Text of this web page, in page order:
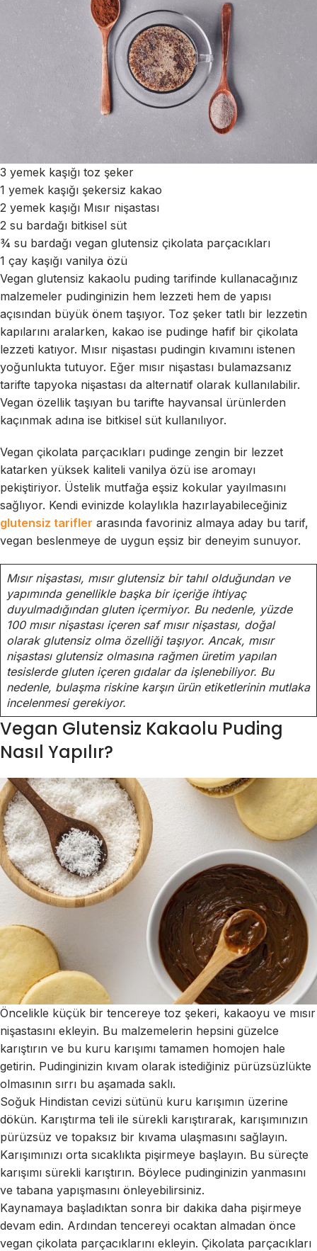
3 yemek kaşığı toz şeker
1 yemek kaşığı şekersiz kakao
2 yemek kaşığı Mısır nişastası
2 su bardağı bitkisel süt
¾ su bardağı vegan glutensiz çikolata parçacıkları
1 çay kaşığı vanilya özü
Vegan glutensiz kakaolu puding tarifinde kullanacağınız
malzemeler pudinginizin hem lezzeti hem de yapısı
açısından büyük önem taşıyor. Toz şeker tatlı bir lezzetin
kapılarını aralarken, kakao ise pudinge hafif bir çikolata
lezzeti katıyor. Mısır nişastası pudingin kıvamını istenen
yoğunlukta tutuyor. Eğer mısır nişastası bulamazsanız
tarifte tapyoka nişastası da alternatif olarak kullanılabilir.
Vegan özellik taşıyan bu tarifte hayvansal ürünlerden
kaçınmak adına ise bitkisel süt kullanılıyor.
Vegan çikolata parçacıkları pudinge zengin bir lezzet
katarken yüksek kaliteli vanilya özü ise aromayı
pekiştiriyor. Üstelik mutfağa eşsiz kokular yayılmasını
sağlıyor. Kendi evinizde kolaylıkla hazırlayabileceğiniz
glutensiz tarifler arasında favoriniz almaya aday bu tarif,
vegan beslenmeye de uygun eşsiz bir deneyim sunuyor.
Mısır nişastası, mısır glutensiz bir tahıl olduğundan ve
yapımında genellikle başka bir içeriğe ihtiyaç
duyulmadığından gluten içermiyor. Bu nedenle, yüzde
100 mısır nişastası içeren saf mısır nişastası, doğal
olarak glutensiz olma özelliği taşıyor. Ancak, mısır
nişastası glutensiz olmasına rağmen üretim yapılan
tesislerde gluten içeren gıdalar da işlenebiliyor. Bu
nedenle, bulaşma riskine karşın ürün etiketlerinin mutlaka
incelenmesi gerekiyor.
Vegan Glutensiz Kakaolu Puding
Nasıl Yapılır?
Öncelikle küçük bir tencereye toz şekeri, kakaoyu ve mısır
nişastasını ekleyin. Bu malzemelerin hepsini güzelce
karıştırın ve bu kuru karışımı tamamen homojen hale
getirin. Pudinginizin kıvam olarak istediğiniz pürüzsüzlükte
olmasının sırrı bu aşamada saklı.
Soğuk Hindistan cevizi sütünü kuru karışımın üzerine
dökün. Karıştırma teli ile sürekli karıştırarak, karışımınızın
pürüzsüz ve topaksız bir kıvama ulaşmasını sağlayın.
Karışımınızı orta sıcaklıkta pişirmeye başlayın. Bu süreçte
karışımı sürekli karıştırın. Böylece pudinginizin yanmasını
ve tabana yapışmasını önleyebilirsiniz.
Kaynamaya başladıktan sonra bir dakika daha pişirmeye
devam edin. Ardından tencereyi ocaktan almadan önce
vegan çikolata parçacıklarını ekleyin. Çikolata parçacıkları